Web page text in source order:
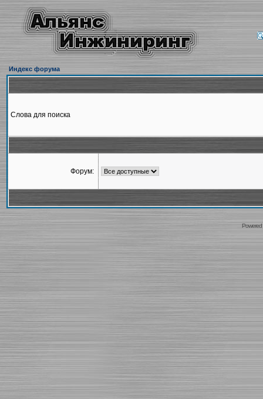
Индекс форума
Слова для поиска
Форум: